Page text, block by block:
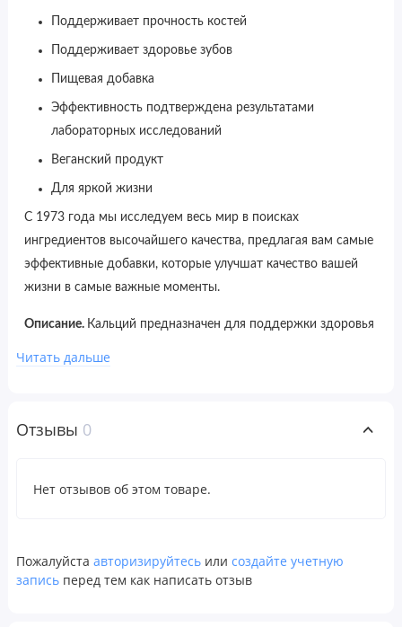
Поддерживает прочность костей
Поддерживает здоровье зубов
Пищевая добавка
Эффективность подтверждена результатами
лабораторных исследований
Веганский продукт
Для яркой жизни
С 1973 года мы исследуем весь мир в поисках
ингредиентов высочайшего качества, предлагая вам самые
эффективные добавки, которые улучшат качество вашей
жизни в самые важные моменты.
Описание. Кальций предназначен для поддержки здоровья
натуральной лимонной кислотой.
Рекомендации по применению
Ингредиенты
Капсула из растительной целлюлозы, стеарат магния,
Читать дальше
Отзывы 0
Нет отзывов об этом товаре.
Пожалуйста авторизируйтесь или создайте учетную
запись перед тем как написать отзыв